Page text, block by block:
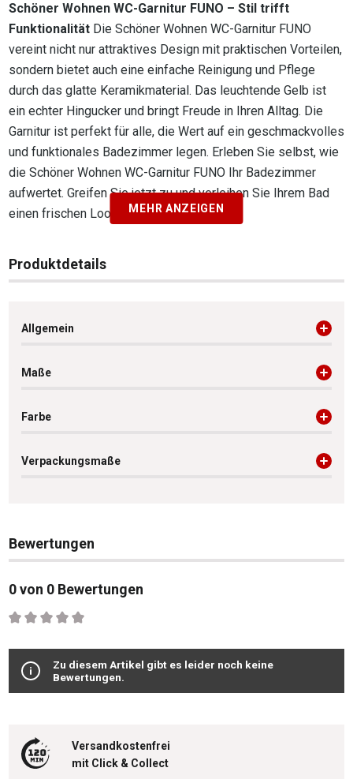
Schöner Wohnen WC-Garnitur FUNO – Stil trifft
Funktionalität Die Schöner Wohnen WC-Garnitur FUNO
vereint nicht nur attraktives Design mit praktischen Vorteilen,
sondern bietet auch eine einfache Reinigung und Pflege
durch das glatte Keramikmaterial. Das leuchtende Gelb ist
ein echter Hingucker und bringt Freude in Ihren Alltag. Die
Garnitur ist perfekt für alle, die Wert auf ein geschmackvolles
und funktionales Badezimmer legen. Erleben Sie selbst, wie
die Schöner Wohnen WC-Garnitur FUNO Ihr Badezimmer
aufwertet. Greifen Sie jetzt zu und verleihen Sie Ihrem Bad
einen frischen Look!
MEHR ANZEIGEN
Produktdetails
Allgemein
Maße
Farbe
Verpackungsmaße
Bewertungen
0 von 0 Bewertungen
Durchschnittliche Bewertung von 0 von 5 Sternen
Zu diesem Artikel gibt es leider noch keine
Bewertungen.
Versandkostenfrei
mit Click & Collect